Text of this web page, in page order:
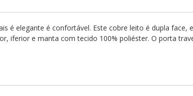
é elegante é confortável. Este cobre leito é dupla
iferior e manta com tecido 100% poliéster. O porta